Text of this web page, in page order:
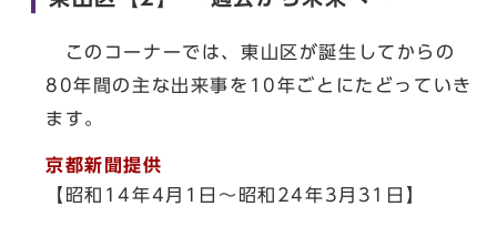
このコーナーでは、東山区が誕生してからの
80年間の主な出来事を10年ごとにたどっていき
ます。
京都新聞提供
【昭和14年4月1日～昭和24年3月31日】